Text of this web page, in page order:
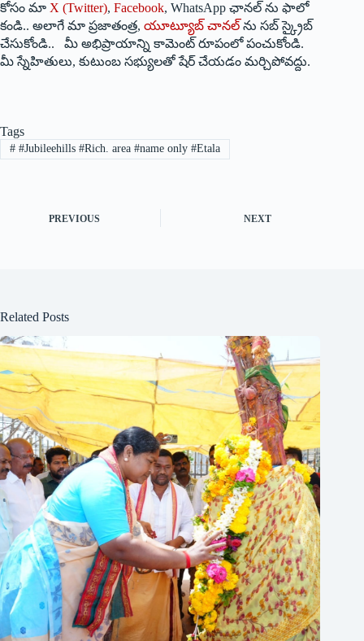
కోసం మా X (Twitter), Facebook, WhatsApp ఛానల్ ను ఫాలో
కండి.. అలాగే మా ప్రజాతంత్ర, యూట్యూబ్ చానల్ ను సబ్ స్క్రైబ్
చేసుకోండి.. మీ అభిప్రాయాన్ని కామెంట్ రూపంలో పంచుకోండి.
మీ స్నేహితులు, కుటుంబ సభ్యులతో షేర్ చేయడం మర్చిపోవద్దు.
Tags
##Jubileehills #Rich. area #name only #Etala
PREVIOUS NEXT
Related Posts